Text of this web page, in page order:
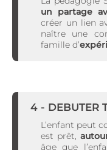
un partage
créer un lien
naître une
famille d’
4 - DEBUTER
L’enfant peut
est prêt,
âge que